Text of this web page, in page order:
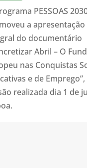
PESSOAS
a
do documentário
Abril – O
nas Conquistas
e de
realizada dia 1 de
Entries